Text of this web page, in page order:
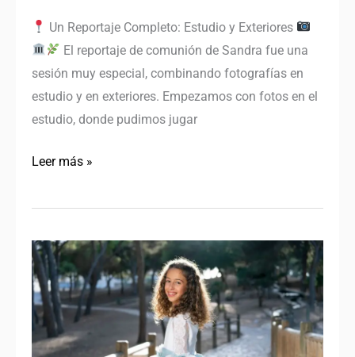
Un Reportaje Completo: Estudio y Exteriores
El reportaje de comunión de Sandra fue una
sesión muy especial, combinando fotografías en
estudio y en exteriores. Empezamos con fotos en el
estudio, donde pudimos jugar
Leer más »
Sesión
de
Fotos
en
la